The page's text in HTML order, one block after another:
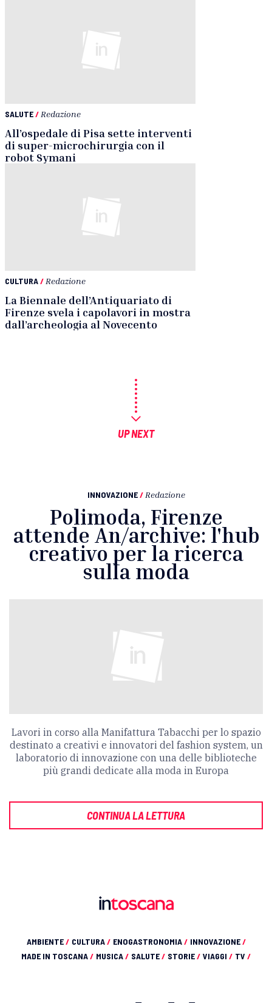
SALUTE/ Redazione
All’ospedale di Pisa sette interventi
di super-microchirurgia con il
robot Symani
CULTURA/ Redazione
La Biennale dell’Antiquariato di
Firenze svela i capolavori in mostra
dall’archeologia al Novecento
UP NEXT
INNOVAZIONE / Redazione
Polimoda, Firenze
attende An/archive: l'hub
creativo per la ricerca
sulla moda
Lavori in corso alla Manifattura Tabacchi per lo spazio
destinato a creativi e innovatori del fashion system, un
laboratorio di innovazione con una delle biblioteche
più grandi dedicate alla moda in Europa
CONTINUA LA LETTURA
AMBIENTE/ CULTURA/ ENOGASTRONOMIA/ INNOVAZIONE/
MADE IN TOSCANA/ MUSICA/ SALUTE/ STORIE/ VIAGGI / TV /